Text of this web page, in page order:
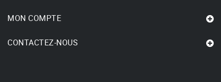
MON COMPTE
CONTACTEZ-NOUS